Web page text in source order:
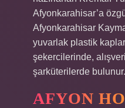
Afyonkarahisar’a
Afyonkarahisar
yuvarlak plastik
şekercilerinde,
şarküterilerde bulunur.
AFYON